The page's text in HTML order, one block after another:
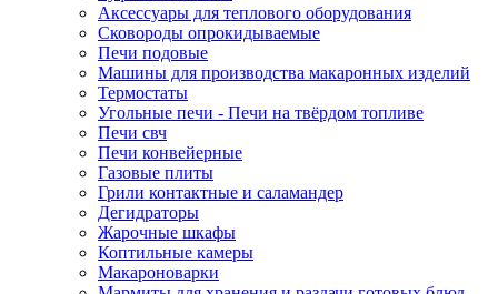
Аксессуары для теплового оборудования
Сковороды опрокидываемые
Печи подовые
Машины для производства макаронных изделий
Термостаты
Угольные печи - Печи на твёрдом топливе
Печи свч
Печи конвейерные
Газовые плиты
Грили контактные и саламандер
Дегидраторы
Жарочные шкафы
Коптильные камеры
Макароноварки